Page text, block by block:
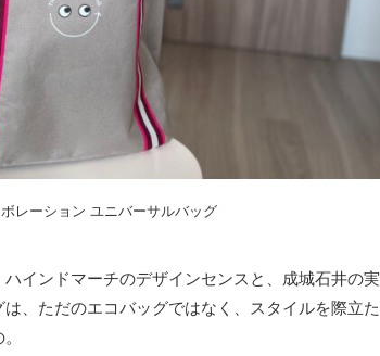
レーション ユニバーサルバッグ
インドマーチのデザインセンスと、成城石井の実
、ただのエコバッグではなく、スタイルを際立た